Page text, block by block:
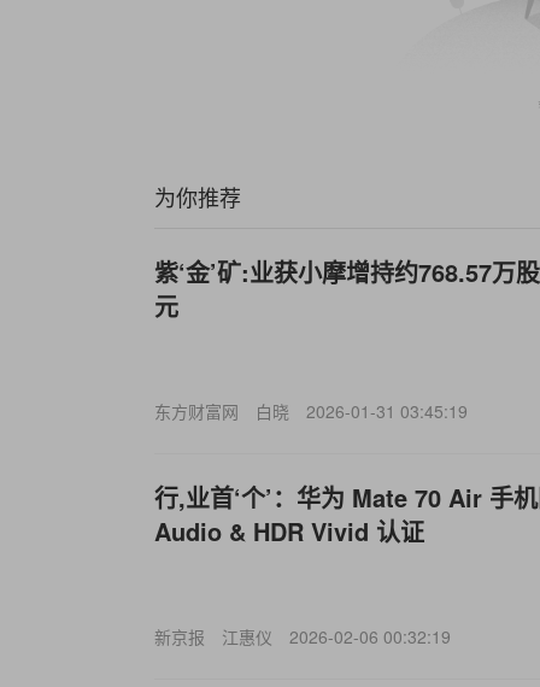
为你推荐
紫‘金’矿:业获小摩增持约768.57万
元
东方财富网 白晓 2026-01-31 03:45:19
行,业首‘个’：华为 Mate 70 Air 手
Audio & HDR Vivid 认证
新京报 江惠仪 2026-02-06 00:32:19